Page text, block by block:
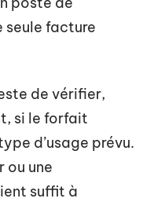
seule facture
de vérifier,
si le forfait
d’usage prévu.
ou une
suffit à